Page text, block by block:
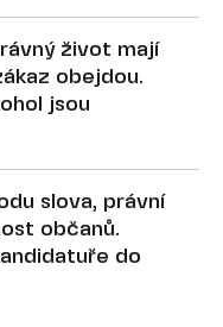
život mají
obejdou.
jsou
slova, právní
občanů.
do